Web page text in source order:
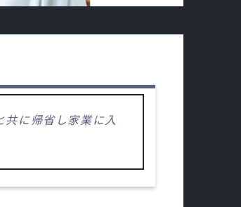
に帰省し家業に入